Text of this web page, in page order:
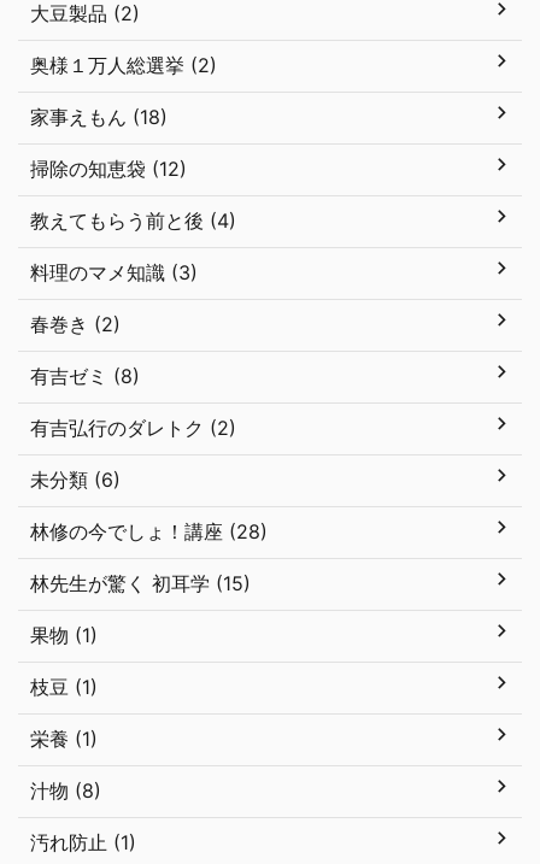
大豆製品 (2)
奥様１万人総選挙 (2)
家事えもん (18)
掃除の知恵袋 (12)
教えてもらう前と後 (4)
料理のマメ知識 (3)
春巻き (2)
有吉ゼミ (8)
有吉弘行のダレトク (2)
未分類 (6)
林修の今でしょ！講座 (28)
林先生が驚く 初耳学 (15)
果物 (1)
枝豆 (1)
栄養 (1)
汁物 (8)
汚れ防止 (1)